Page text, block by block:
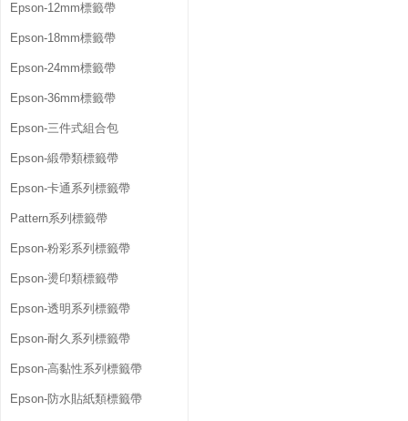
Epson-12mm標籤帶
Epson-18mm標籤帶
Epson-24mm標籤帶
Epson-36mm標籤帶
Epson-三件式組合包
Epson-緞帶類標籤帶
Epson-卡通系列標籤帶
Pattern系列標籤帶
Epson-粉彩系列標籤帶
Epson-燙印類標籤帶
Epson-透明系列標籤帶
Epson-耐久系列標籤帶
Epson-高黏性系列標籤帶
Epson-防水貼紙類標籤帶